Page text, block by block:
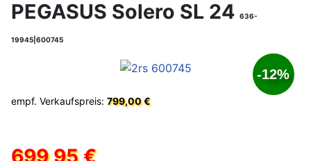
PEGASUS Solero SL 24 636-
19945|600745
-12%
empf. Verkaufspreis: 799,00 €
699,95 €